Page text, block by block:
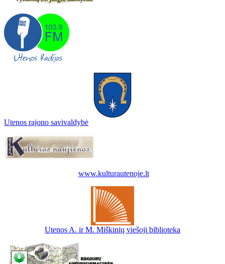
Utenos rajono savivaldybė
www.kulturautenoje.lt
Utenos A. ir M. Miškinių viešoji biblioteka